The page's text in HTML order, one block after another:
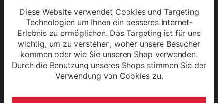
Kontakt
Warenkorb
Konto
Diese Website verwendet Cookies und Targeting
Technologien um Ihnen ein besseres Internet-
Erlebnis zu ermöglichen. Das Targeting ist für uns
wichtig, um zu verstehen, woher unsere Besucher
kommen oder wie Sie unseren Shop verwenden.
Durch die Benutzung unseres Shops stimmen Sie der
Verwendung von Cookies zu.